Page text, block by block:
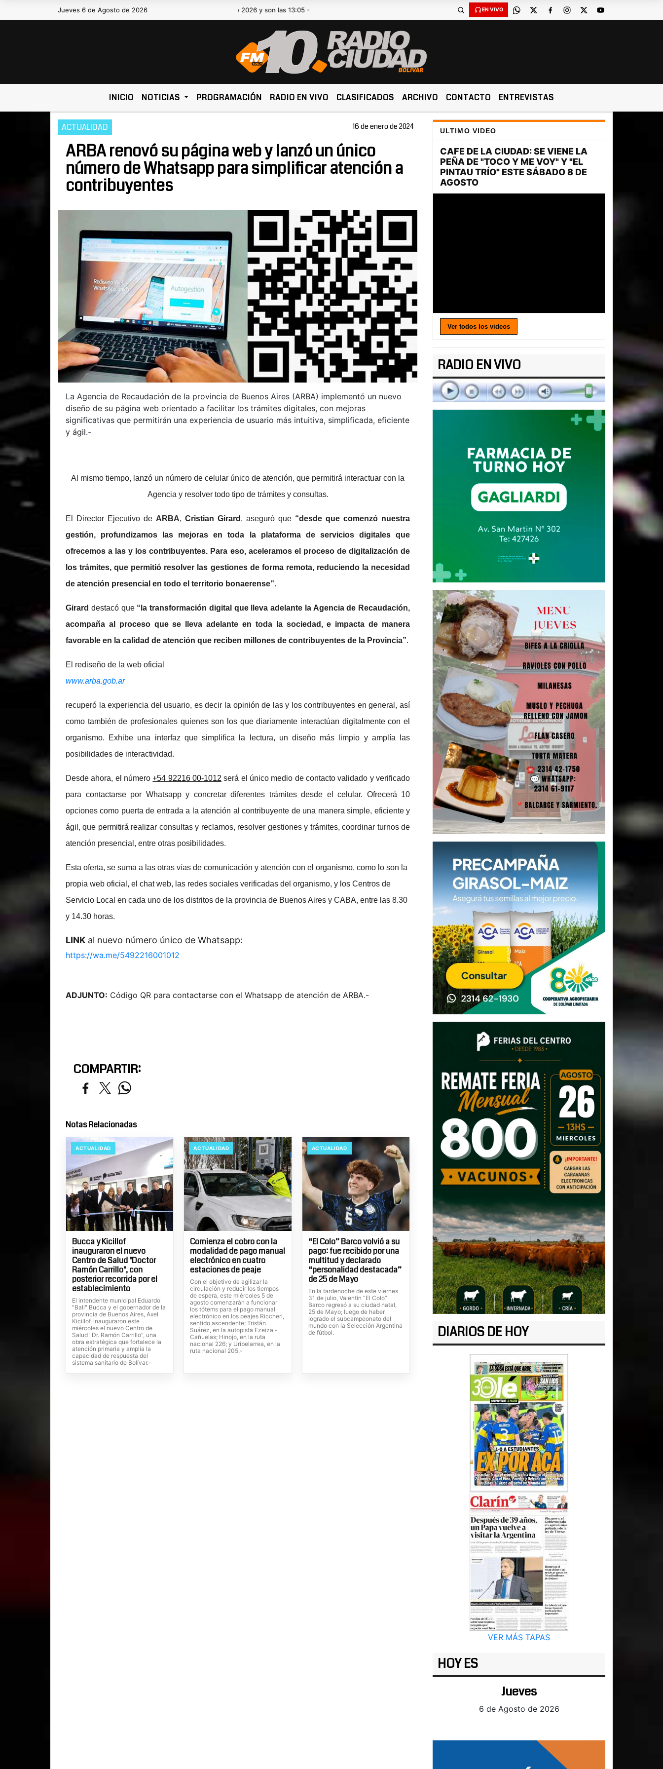
Jueves 6 de Agosto de 2026Hoy es Jueves 6 de Agosto de 2026 y son las 13:05 - EN VIVO
INICIO NOTICIAS PROGRAMACIÓN RADIO EN VIVO CLASIFICADOS ARCHIVO CONTACTO ENTREVISTAS
ACTUALIDAD 16 de enero de 2024
ARBA renovó su página web y lanzó un único
número de Whatsapp para simplificar atención a
contribuyentes
La Agencia de Recaudación de la provincia de Buenos Aires (ARBA) implementó un nuevo
diseño de su página web orientado a facilitar los trámites digitales, con mejoras
significativas que permitirán una experiencia de usuario más intuitiva, simplificada, eficiente
y ágil.-
Al mismo tiempo, lanzó un número de celular único de atención, que permitirá interactuar con la
Agencia y resolver todo tipo de trámites y consultas.
El Director Ejecutivo de ARBA, Cristian Girard , aseguró que “desde que comenzó nuestra
gestión, profundizamos las mejoras en toda la plataforma de servicios digitales que
ofrecemos a las y los contribuyentes. Para eso, aceleramos el proceso de digitalización de
los trámites, que permitió resolver las gestiones de forma remota, reduciendo la necesidad
de atención presencial en todo el territorio bonaerense”.
Girard destacó que “la transformación digital que lleva adelante la Agencia de Recaudación,
acompaña al proceso que se lleva adelante en toda la sociedad, e impacta de manera
favorable en la calidad de atención que reciben millones de contribuyentes de la Provincia”.
El rediseño de la web oficial
www.arba.gob.ar
recuperó la experiencia del usuario, es decir la opinión de las y los contribuyentes en general, así
como también de profesionales quienes son los que diariamente interactúan digitalmente con el
organismo. Exhibe una interfaz que simplifica la lectura, un diseño más limpio y amplía las
posibilidades de interactividad.
Desde ahora, el número+54 92216 00-1012 será el único medio de contacto validado y verificado
para contactarse por Whatsapp y concretar diferentes trámites desde el celular. Ofrecerá 10
opciones como puerta de entrada a la atención al contribuyente de una manera simple, eficiente y
ágil, que permitirá realizar consultas y reclamos, resolver gestiones y trámites, coordinar turnos de
atención presencial, entre otras posibilidades.
Esta oferta, se suma a las otras vías de comunicación y atención con el organismo, como lo son la
propia web oficial, el chat web, las redes sociales verificadas del organismo, y los Centros de
Servicio Local en cada uno de los distritos de la provincia de Buenos Aires y CABA, entre las 8.30
y 14.30 horas.
LINK al nuevo número único de Whatsapp:
https://wa.me/5492216001012
ADJUNTO: Código QR para contactarse con el Whatsapp de atención de ARBA.-
COMPARTIR:
Notas Relacionadas
ACTUALIDAD
Bucca y Kicillof
inauguraron el nuevo
Centro de Salud "Doctor
Ramón Carrillo", con
posterior recorrida por el
establecimiento
El intendente municipal Eduardo
"Bali" Bucca y el gobernador de la
provincia de Buenos Aires, Axel
Kicillof, inauguraron este
miércoles el nuevo Centro de
Salud "Dr. Ramón Carrillo", una
obra estratégica que fortalece la
atención primaria y amplía la
capacidad de respuesta del
sistema sanitario de Bolívar.-
ACTUALIDAD
Comienza el cobro con la
modalidad de pago manual
electrónico en cuatro
estaciones de peaje
Con el objetivo de agilizar la
circulación y reducir los tiempos
de espera, este miércoles 5 de
agosto comenzarán a funcionar
los tótems para el pago manual
electrónico en los peajes Riccheri,
sentido ascendente; Tristán
Suárez, en la autopista Ezeiza -
Cañuelas; Hinojo, en la ruta
nacional 226; y Uribelarrea, en la
ruta nacional 205.-
ACTUALIDAD
“El Colo” Barco volvió a su
pago: fue recibido por una
multitud y declarado
“personalidad destacada”
de 25 de Mayo
En la tardenoche de este viernes
31 de julio, Valentín “El Colo”
Barco regresó a su ciudad natal,
25 de Mayo; luego de haber
logrado el subcampeonato del
mundo con la Selección Argentina
de fútbol.
ULTIMO VIDEO
Ver todos los videos
RADIO EN VIVO
DIARIOS DE HOY
VER MÁS TAPAS
HOY ES
Jueves
6 de Agosto de 2026